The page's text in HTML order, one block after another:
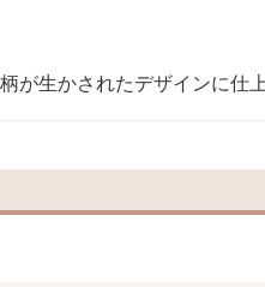
が生かされたデザインに仕